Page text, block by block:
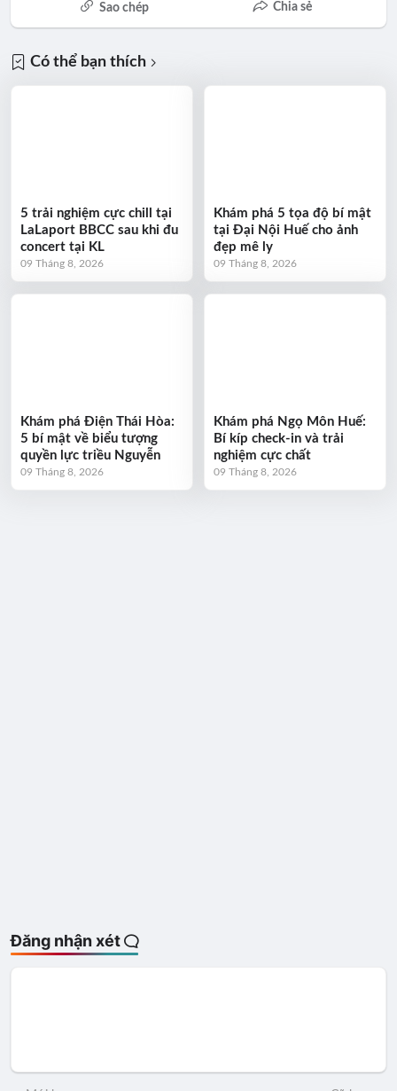
Sao chép Chia sẻ
Có thể bạn thích
5 trải nghiệm cực chill tại
LaLaport BBCC sau khi đu
concert tại KL
09 Tháng 8, 2026
Khám phá 5 tọa độ bí mật
tại Đại Nội Huế cho ảnh
đẹp mê ly
09 Tháng 8, 2026
Khám phá Điện Thái Hòa:
5 bí mật về biểu tượng
quyền lực triều Nguyễn
09 Tháng 8, 2026
Khám phá Ngọ Môn Huế:
Bí kíp check-in và trải
nghiệm cực chất
09 Tháng 8, 2026
Đăng nhận xét